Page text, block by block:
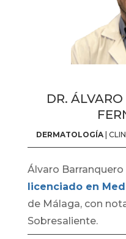
DR.
DERMATOLOGÍA|
Álvaro Barranquero
licenciado en
de Málaga, con
Sobresaliente.